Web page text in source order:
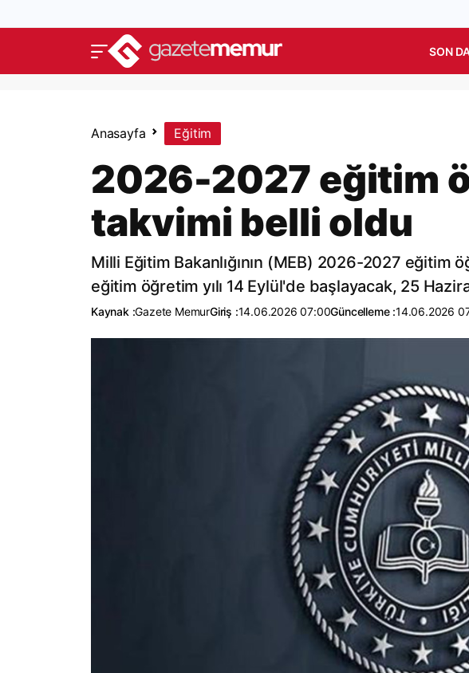
SON
Anasayfa Eğitim
2026-2027 eğitim
takvimi belli oldu
Milli Eğitim Bakanlığının (MEB) 2026-2027 eğitim
eğitim öğretim yılı 14 Eylül'de başlayacak, 25
Kaynak :Gazete MemurGiriş :14.06.2026 07:00Güncelleme :14.06.2026